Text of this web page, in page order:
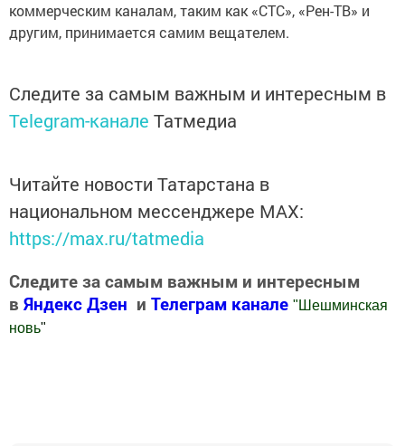
коммерческим каналам, таким как «СТС», «Рен-ТВ» и
другим, принимается самим вещателем.
Следите за самым важным и интересным в
Telegram-канале Татмедиа
Читайте новости Татарстана в
национальном мессенджере MАХ:
https://max.ru/tatmedia
Следите за самым важным и интересным
в Яндекс Дзен и Телеграм канале " Шешминская
новь"